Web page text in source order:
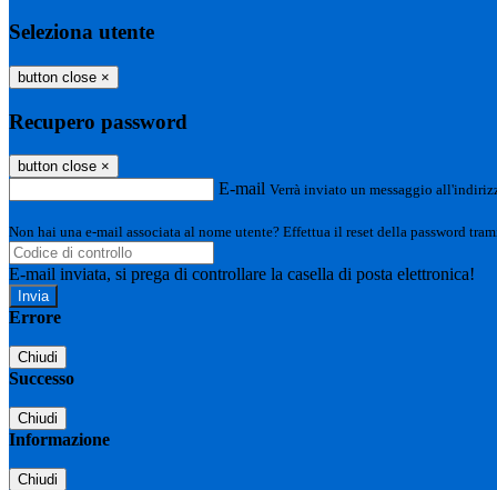
Seleziona utente
button close ×
Recupero password
button close ×
E-mail Verrà inviato un messaggio
Non hai una e-mail associata al nome utente? Effettua il reset della password
E-mail inviata, si prega di controllare la casella di posta elettronica!
Errore
Chiudi
Successo
Chiudi
Informazione
Chiudi